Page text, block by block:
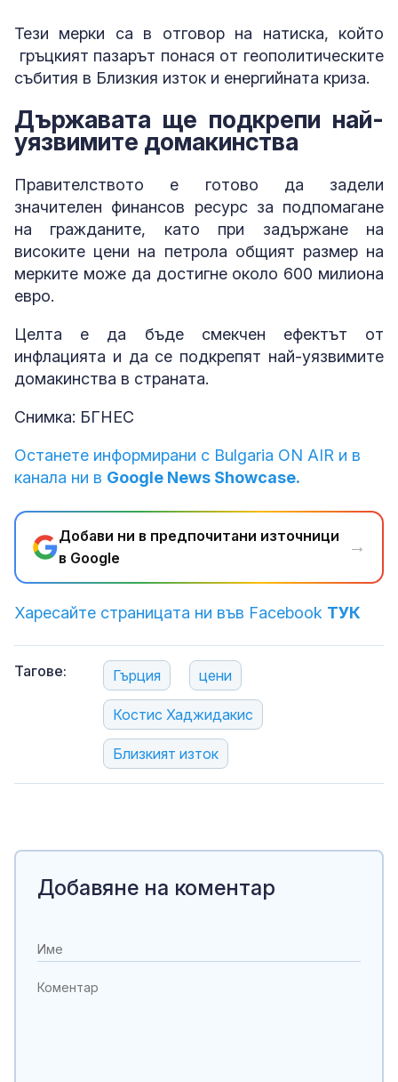
Тези мерки са в отговор на натиска, който
гръцкият пазарът понася от геополитическите
събития в Близкия изток и енергийната криза.
Държавата ще подкрепи най-
уязвимите домакинства
Правителството е готово да задели
значителен финансов ресурс за подпомагане
на гражданите, като при задържане на
високите цени на петрола общият размер на
мерките може да достигне около 600 милиона
евро.
Целта е да бъде смекчен ефектът от
инфлацията и да се подкрепят най-уязвимите
домакинства в страната.
Снимка: БГНЕС
Останете информирани с Bulgaria ON AIR и в
канала ни в Google News Showcase.
Добави ни в предпочитани източници
в Google
→
Харесайте страницата ни във Facebook ТУК
Тагове: Гърция цени
Костис Хаджидакис
Близкият изток
Добавяне на коментар